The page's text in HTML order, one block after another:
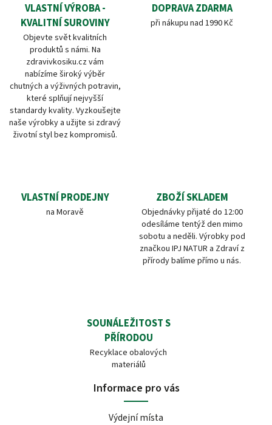
VLASTNÍ VÝROBA -
KVALITNÍ SUROVINY
Objevte svět kvalitních
produktů s námi. Na
zdravivkosiku.cz vám
nabízíme široký výběr
chutných a výživných potravin,
které splňují nejvyšší
standardy kvality. Vyzkoušejte
naše výrobky a užijte si zdravý
životní styl bez kompromisů.
DOPRAVA ZDARMA
při nákupu nad 1990 Kč
VLASTNÍ PRODEJNY
na Moravě
ZBOŽÍ SKLADEM
Objednávky přijaté do 12:00
odesíláme tentýž den mimo
sobotu a neděli. Výrobky pod
značkou IPJ NATUR a Zdraví z
přírody balíme přímo u nás.
SOUNÁLEŽITOST S
PŘÍRODOU
Recyklace obalových
materiálů
Informace pro vás
Výdejní místa